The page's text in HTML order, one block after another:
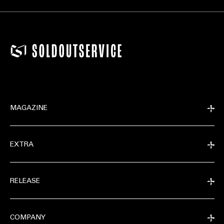
MAGAZINE
EXTRA
RELEASE
COMPANY